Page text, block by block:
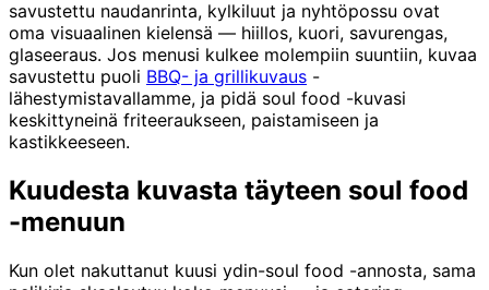
savustettu naudanrinta, kylkiluut ja nyhtöpossu ovat
oma visuaalinen kielensä — hiillos, kuori, savurengas,
glaseeraus. Jos menusi kulkee molempiin suuntiin, kuvaa
savustettu puoli BBQ- ja grillikuvaus -
lähestymistavallamme, ja pidä soul food -kuvasi
keskittyneinä friteeraukseen, paistamiseen ja
kastikkeeseen.
Kuudesta kuvasta täyteen soul food
-menuun
Kun olet nakuttanut kuusi ydin-soul food -annosta, sama